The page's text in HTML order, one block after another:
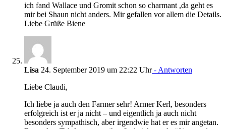
ich fand Wallace und Gromit schon so charmant ,da geht es
mir bei Shaun nicht anders. Mir gefallen vor allem die Details.
Liebe Grüße Biene
Lisa 24. September 2019 um 22:22 Uhr- Antworten
Liebe Claudi,
Ich liebe ja auch den Farmer sehr! Armer Kerl, besonders
erfolgreich ist er ja nicht – und eigentlich ja auch nicht
besonders sympathisch, aber irgendwie hat er es mir angetan.